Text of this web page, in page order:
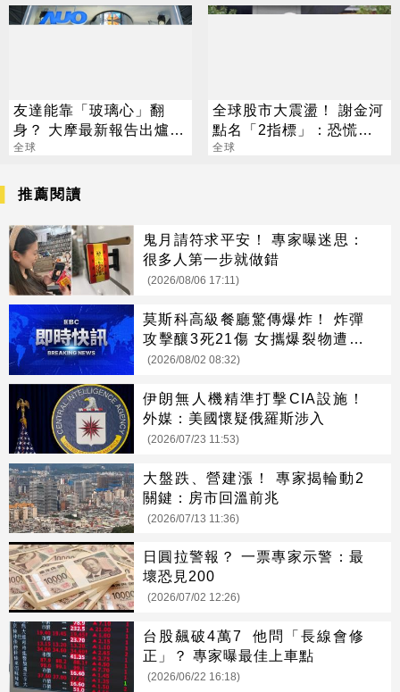
友達能靠「玻璃心」翻
身？ 大摩最新報告出爐
目標價也曝光
全球
全球股市大震盪！ 謝金河
點名「2指標」：恐慌跌
勢已告一段落
全球
推薦閱讀
鬼月請符求平安！ 專家曝迷思：
很多人第一步就做錯
(2026/08/06 17:11)
莫斯科高級餐廳驚傳爆炸！ 炸彈
攻擊釀3死21傷 女攜爆裂物遭攔
引爆
(2026/08/02 08:32)
伊朗無人機精準打擊CIA設施！
外媒：美國懷疑俄羅斯涉入
(2026/07/23 11:53)
大盤跌、營建漲！ 專家揭輪動2
關鍵：房市回溫前兆
(2026/07/13 11:36)
日圓拉警報？ 一票專家示警：最
壞恐見200
(2026/07/02 12:26)
台股飆破4萬7 他問「長線會修
正」？ 專家曝最佳上車點
(2026/06/22 16:18)